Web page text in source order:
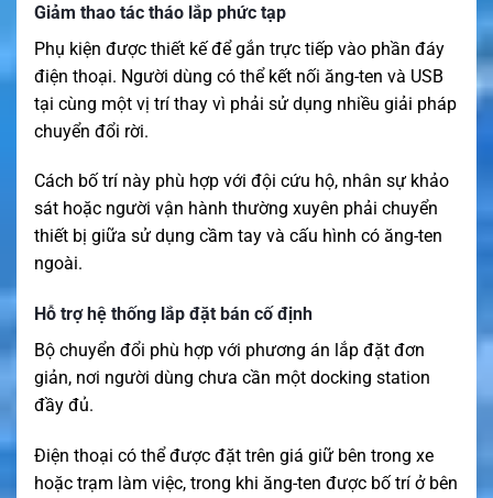
Giảm thao tác tháo lắp phức tạp
Phụ kiện được thiết kế để gắn trực tiếp vào phần đáy
điện thoại. Người dùng có thể kết nối ăng-ten và USB
tại cùng một vị trí thay vì phải sử dụng nhiều giải pháp
chuyển đổi rời.
Cách bố trí này phù hợp với đội cứu hộ, nhân sự khảo
sát hoặc người vận hành thường xuyên phải chuyển
thiết bị giữa sử dụng cầm tay và cấu hình có ăng-ten
ngoài.
Hỗ trợ hệ thống lắp đặt bán cố định
Bộ chuyển đổi phù hợp với phương án lắp đặt đơn
giản, nơi người dùng chưa cần một docking station
đầy đủ.
Điện thoại có thể được đặt trên giá giữ bên trong xe
hoặc trạm làm việc, trong khi ăng-ten được bố trí ở bên